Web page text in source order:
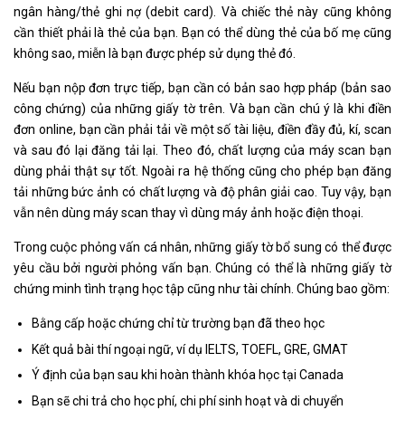
ngân hàng/thẻ ghi nợ (debit card). Và chiếc thẻ này cũng không
cần thiết phải là thẻ của bạn. Bạn có thể dùng thẻ của bố mẹ cũng
không sao, miễn là bạn được phép sử dụng thẻ đó.
Nếu bạn nộp đơn trực tiếp, bạn cần có bản sao hợp pháp (bản sao
công chứng) của những giấy tờ trên. Và bạn cần chú ý là khi điền
đơn online, bạn cần phải tải về một số tài liệu, điền đầy đủ, kí, scan
và sau đó lại đăng tải lại. Theo đó, chất lượng của máy scan bạn
dùng phải thật sự tốt. Ngoài ra hệ thống cũng cho phép bạn đăng
tải những bức ảnh có chất lượng và độ phân giải cao. Tuy vậy, bạn
vẫn nên dùng máy scan thay vì dùng máy ảnh hoặc điện thoại.
Trong cuộc phỏng vấn cá nhân, những giấy tờ bổ sung có thể được
yêu cầu bởi người phỏng vấn bạn. Chúng có thể là những giấy tờ
chứng minh tình trạng học tập cũng như tài chính. Chúng bao gồm:
Bằng cấp hoặc chứng chỉ từ trường bạn đã theo học
Kết quả bài thí ngoại ngữ, ví dụ IELTS, TOEFL, GRE, GMAT
Ý định của bạn sau khi hoàn thành khóa học tại Canada
Bạn sẽ chi trả cho học phí, chi phí sinh hoạt và di chuyển